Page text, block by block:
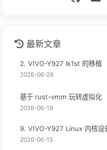
最新文章
2. VIVO-Y927 lk1st 的移植
2026-06-28
基于 rust-vmm 玩转虚拟化
2026-06-19
9. VIVO-Y927 Linux 内核设
2026-06-15